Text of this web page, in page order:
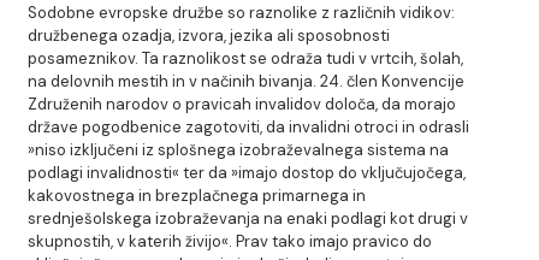
Sodobne evropske družbe so raznolike z različnih vidikov:
družbenega ozadja, izvora, jezika ali sposobnosti
posameznikov. Ta raznolikost se odraža tudi v vrtcih, šolah,
na delovnih mestih in v načinih bivanja. 24. člen Konvencije
Združenih narodov o pravicah invalidov določa, da morajo
države pogodbenice zagotoviti, da invalidni otroci in odrasli
»niso izključeni iz splošnega izobraževalnega sistema na
podlagi invalidnosti« ter da »imajo dostop do vključujočega,
kakovostnega in brezplačnega primarnega in
srednješolskega izobraževanja na enaki podlagi kot drugi v
skupnostih, v katerih živijo«. Prav tako imajo pravico do